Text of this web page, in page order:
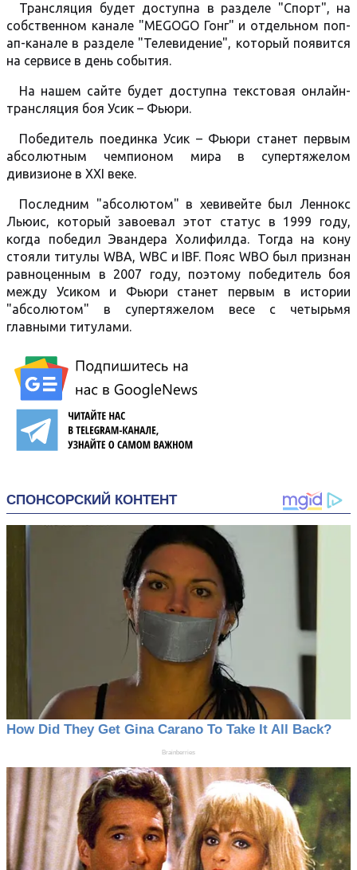
Трансляция будет доступна в разделе "Спорт", на
собственном канале "MEGOGO Гонг" и отдельном поп-
ап-канале в разделе "Телевидение", который появится
на сервисе в день события.
На нашем сайте будет доступна текстовая онлайн-
трансляция боя Усик – Фьюри.
Победитель поединка Усик – Фьюри станет первым
абсолютным чемпионом мира в супертяжелом
дивизионе в XXI веке.
Последним "абсолютом" в хевивейте был Леннокс
Льюис, который завоевал этот статус в 1999 году,
когда победил Эвандера Холифилда. Тогда на кону
стояли титулы WBA, WBC и IBF. Пояс WBO был признан
равноценным в 2007 году, поэтому победитель боя
между Усиком и Фьюри станет первым в истории
"абсолютом" в супертяжелом весе с четырьмя
главными титулами.